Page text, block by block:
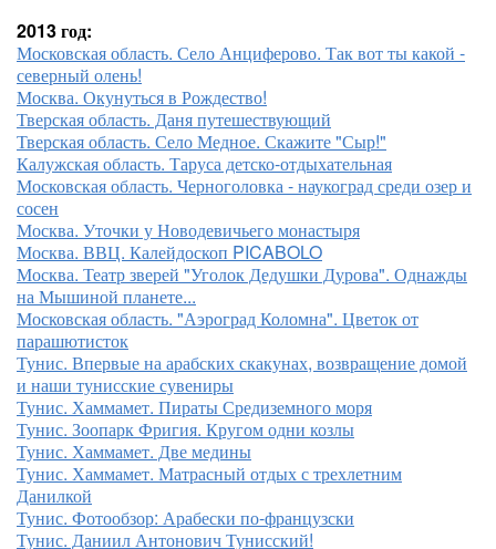
2013 год:
Московская область. Село Анциферово. Так вот ты какой -
северный олень!
Москва. Окунуться в Рождество!
Тверская область. Даня путешествующий
Тверская область. Село Медное. Скажите "Сыр!"
Калужская область. Таруса детско-отдыхательная
Московская область. Черноголовка - наукоград среди озер и
сосен
Москва. Уточки у Новодевичьего монастыря
Москва. ВВЦ. Калейдоскоп PICABOLO
Москва. Театр зверей "Уголок Дедушки Дурова". Однажды
на Мышиной планете...
Московская область. "Аэроград Коломна". Цветок от
парашютисток
Тунис. Впервые на арабских скакунах, возвращение домой
и наши тунисские сувениры
Тунис. Хаммамет. Пираты Средиземного моря
Тунис. Зоопарк Фригия. Кругом одни козлы
Тунис. Хаммамет. Две медины
Тунис. Хаммамет. Матрасный отдых с трехлетним
Данилкой
Тунис. Фотообзор: Арабески по-французски
Тунис. Даниил Антонович Тунисский!